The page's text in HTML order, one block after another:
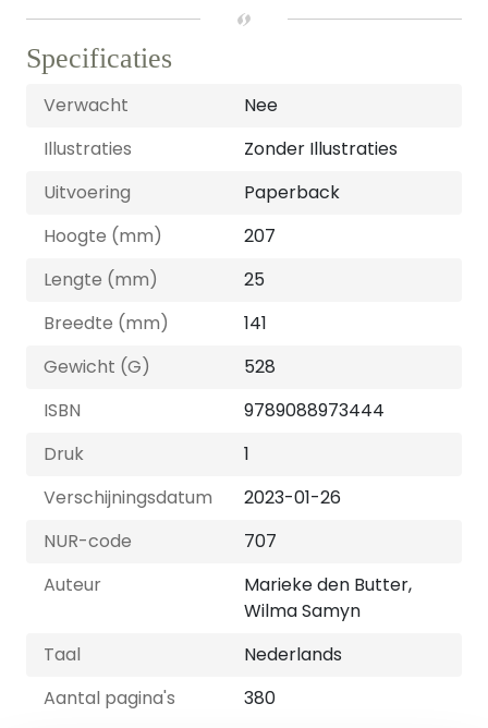
Specificaties
Verwacht
Nee
Illustraties
Zonder Illustraties
Uitvoering
Paperback
Hoogte (mm)
207
Lengte (mm)
25
Breedte (mm)
141
Gewicht (G)
528
ISBN
9789088973444
Druk
1
Verschijningsdatum
2023-01-26
NUR-code
707
Auteur
Marieke den Butter,
Wilma Samyn
Taal
Nederlands
Aantal pagina's
380